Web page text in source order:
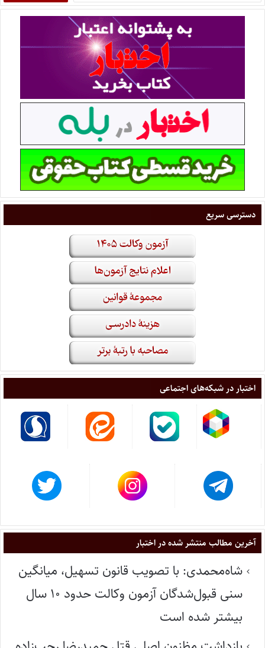
دسترسی سریع
اختبار در شبکه‌های اجتماعی
آخرین مطالب منتشر شده در اختبار
شاه‌محمدی: با تصویب قانون تسهیل، میانگین
سنی قبول‌شدگان آزمون وکالت حدود ۱۰ سال
بیشتر شده است